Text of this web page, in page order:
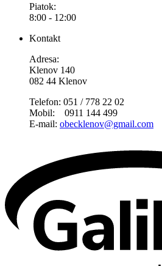
Piatok:
8:00 - 12:00
Kontakt
Adresa:
Klenov 140
082 44 Klenov
Telefon: 051 / 778 22 02
Mobil: 0911 144 499
E-mail: obecklenov@gmail.com